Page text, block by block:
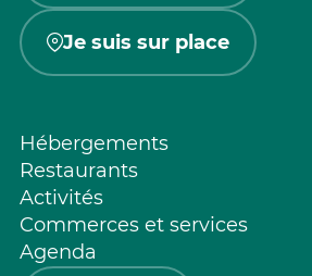
Je suis sur place
Hébergements
Restaurants
Activités
Commerces et services
Agenda